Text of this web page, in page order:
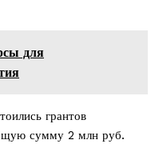
для
грантов
сумму 2 млн руб.